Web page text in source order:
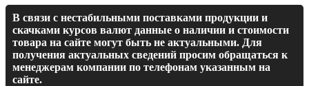
В связи с нестабильными поставками продукции и
скачками курсов валют данные о наличии и стоимости
товара на сайте могут быть не актуальными. Для
получения актуальных сведений просим обращаться к
менеджерам компании по телефонам указанным на
сайте.